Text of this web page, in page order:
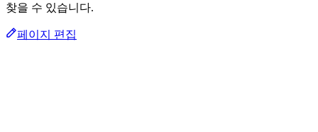
찾을 수 있습니다.
페이지 편집